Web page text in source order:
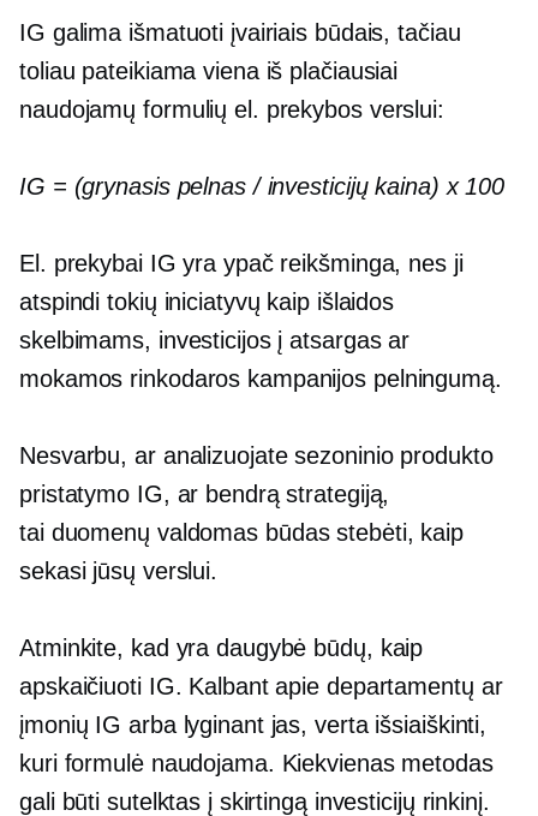
IG galima išmatuoti įvairiais būdais, tačiau
toliau pateikiama viena iš plačiausiai
naudojamų formulių el. prekybos verslui:
IG = (grynasis pelnas / investicijų kaina) x 100
El. prekybai IG yra ypač reikšminga, nes ji
atspindi tokių iniciatyvų kaip išlaidos
skelbimams, investicijos į atsargas ar
mokamos rinkodaros kampanijos pelningumą.
Nesvarbu, ar analizuojate sezoninio produkto
pristatymo IG, ar bendrą strategiją,
tai duomenų valdomas būdas stebėti, kaip
sekasi jūsų verslui.
Atminkite, kad yra daugybė būdų, kaip
apskaičiuoti IG. Kalbant apie departamentų ar
įmonių IG arba lyginant jas, verta išsiaiškinti,
kuri formulė naudojama. Kiekvienas metodas
gali būti sutelktas į skirtingą investicijų rinkinį.